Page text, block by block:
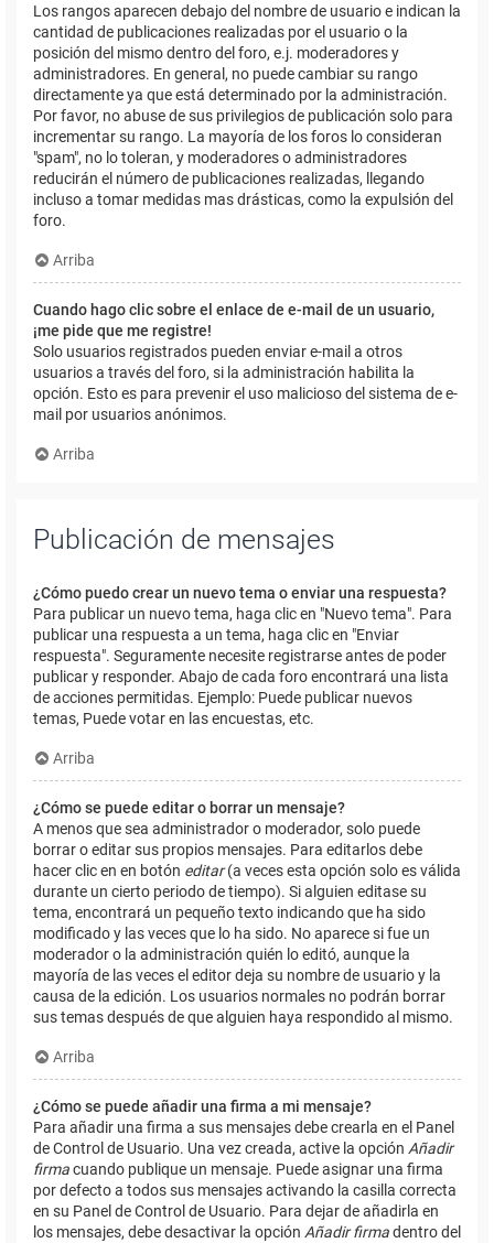
Los rangos aparecen debajo del nombre de usuario e indican la
cantidad de publicaciones realizadas por el usuario o la
posición del mismo dentro del foro, e.j. moderadores y
administradores. En general, no puede cambiar su rango
directamente ya que está determinado por la administración.
Por favor, no abuse de sus privilegios de publicación solo para
incrementar su rango. La mayoría de los foros lo consideran
"spam", no lo toleran, y moderadores o administradores
reducirán el número de publicaciones realizadas, llegando
incluso a tomar medidas mas drásticas, como la expulsión del
foro.
Arriba
Cuando hago clic sobre el enlace de e-mail de un usuario,
¡me pide que me registre!
Solo usuarios registrados pueden enviar e-mail a otros
usuarios a través del foro, si la administración habilita la
opción. Esto es para prevenir el uso malicioso del sistema de e-
mail por usuarios anónimos.
Arriba
Publicación de mensajes
¿Cómo puedo crear un nuevo tema o enviar una respuesta?
Para publicar un nuevo tema, haga clic en "Nuevo tema". Para
publicar una respuesta a un tema, haga clic en "Enviar
respuesta". Seguramente necesite registrarse antes de poder
publicar y responder. Abajo de cada foro encontrará una lista
de acciones permitidas. Ejemplo: Puede publicar nuevos
temas, Puede votar en las encuestas, etc.
Arriba
¿Cómo se puede editar o borrar un mensaje?
A menos que sea administrador o moderador, solo puede
borrar o editar sus propios mensajes. Para editarlos debe
hacer clic en en botón editar(a veces esta opción solo es válida
durante un cierto periodo de tiempo). Si alguien editase su
tema, encontrará un pequeño texto indicando que ha sido
modificado y las veces que lo ha sido. No aparece si fue un
moderador o la administración quién lo editó, aunque la
mayoría de las veces el editor deja su nombre de usuario y la
causa de la edición. Los usuarios normales no podrán borrar
sus temas después de que alguien haya respondido al mismo.
Arriba
¿Cómo se puede añadir una firma a mi mensaje?
Para añadir una firma a sus mensajes debe crearla en el Panel
de Control de Usuario. Una vez creada, active la opción Añadir
firmacuando publique un mensaje. Puede asignar una firma
por defecto a todos sus mensajes activando la casilla correcta
en su Panel de Control de Usuario. Para dejar de añadirla en
los mensajes, debe desactivar la opción Añadir firmadentro del